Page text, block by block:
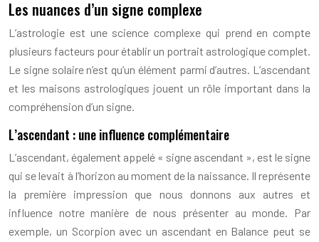
Les nuances d’un signe complexe
L’astrologie est une science complexe qui prend en compte
plusieurs facteurs pour établir un portrait astrologique complet.
Le signe solaire n’est qu’un élément parmi d’autres. L’ascendant
et les maisons astrologiques jouent un rôle important dans la
compréhension d’un signe.
L’ascendant : une influence complémentaire
L’ascendant, également appelé « signe ascendant », est le signe
qui se levait à l’horizon au moment de la naissance. Il représente
la première impression que nous donnons aux autres et
influence notre manière de nous présenter au monde. Par
exemple, un Scorpion avec un ascendant en Balance peut se